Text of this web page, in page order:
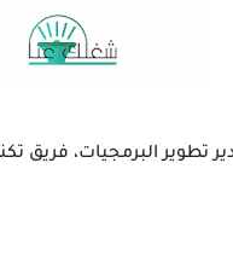
تطوير البرمجيات، فريق